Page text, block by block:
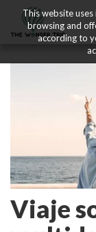
Viaje
This website
browsing and
according to